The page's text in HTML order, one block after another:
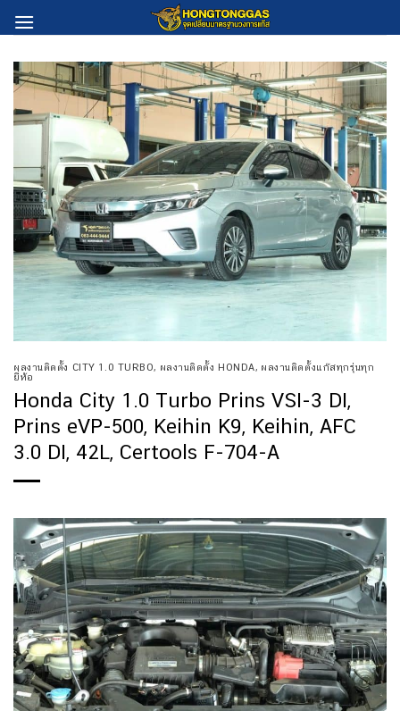
to
ผลงานติดตั้ง CITY 1.0 TURBO, ผลงานติดตั้ง HONDA, ผลงานติดตั้งแก๊สทุกรุ่นทุก
ยี่ห้อ
Honda City 1.0 Turbo Prins VSI-3 DI,
Prins eVP-500, Keihin K9, Keihin, AFC
3.0 DI, 42L, Certools F-704-A